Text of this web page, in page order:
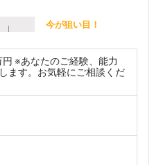
今が狙い目！
※あなたのご経験、能力
ます。お気軽にご相談くだ